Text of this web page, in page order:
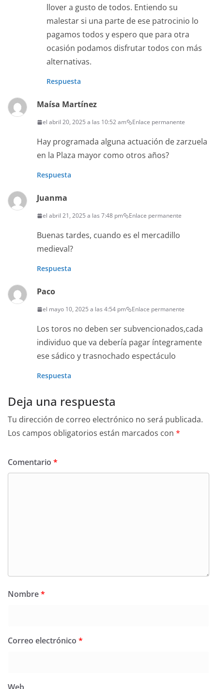
llover a gusto de todos. Entiendo su
malestar si una parte de ese patrocinio lo
pagamos todos y espero que para otra
ocasión podamos disfrutar todos con más
alternativas.
Respuesta
Maísa Martínez
el abril 20, 2025 a las 10:52 am Enlace permanente
Hay programada alguna actuación de zarzuela
en la Plaza mayor como otros años?
Respuesta
Juanma
el abril 21, 2025 a las 7:48 pm Enlace permanente
Buenas tardes, cuando es el mercadillo
medieval?
Respuesta
Paco
el mayo 10, 2025 a las 4:54 pm Enlace permanente
Los toros no deben ser subvencionados,cada
individuo que va debería pagar íntegramente
ese sádico y trasnochado espectáculo
Respuesta
Deja una respuesta
Tu dirección de correo electrónico no será publicada.
Los campos obligatorios están marcados con *
Comentario *
Nombre*
Correo electrónico *